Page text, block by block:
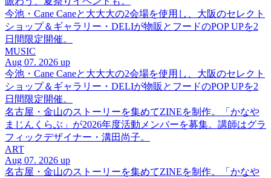
今池・Cane Caneと大大大の2会場を使用し、大阪のセレクト
ショップ＆ギャラリー・DELIが物販とフードのPOP UPを2
日間限定開催。
MUSIC
Aug 07. 2026 up
今池・Cane Caneと大大大の2会場を使用し、大阪のセレクト
ショップ＆ギャラリー・DELIが物販とフードのPOP UPを2
日間限定開催。
名古屋・金山のストーリーを集めてZINEを制作。「かなや
まじんくらぶ」が2026年度活動メンバーを募集。講師はグラ
フィックデザイナー・溝田尚子。
ART
Aug 07. 2026 up
名古屋・金山のストーリーを集めてZINEを制作。「かなや